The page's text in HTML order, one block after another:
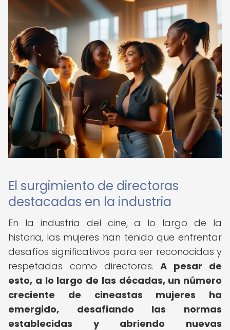
El surgimiento de directoras
destacadas en la industria
En la industria del cine, a lo largo de la
historia, las mujeres han tenido que enfrentar
desafíos significativos para ser reconocidas y
respetadas como directoras.A pesar de
esto, a lo largo de las décadas, un número
creciente de cineastas mujeres ha
emergido, desafiando las normas
establecidas y abriendo nuevas